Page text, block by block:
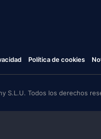
Política de cookies
S.L.U. Todos los derechos